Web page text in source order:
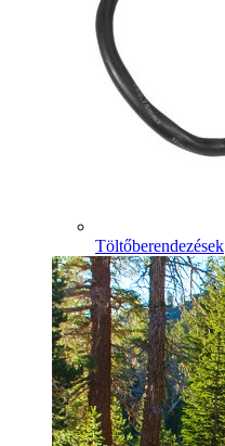
Töltőberendezések